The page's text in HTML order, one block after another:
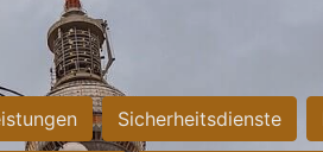
Sicherheitsdienste